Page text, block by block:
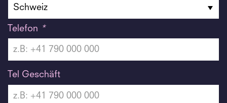
Telefon *
Tel Geschäft